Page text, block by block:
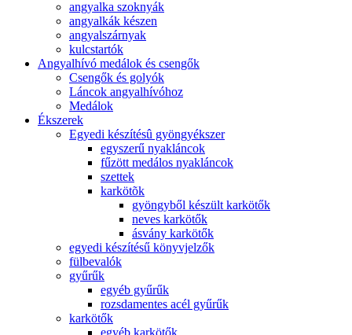
angyalka szoknyák
angyalkák készen
angyalszárnyak
kulcstartók
Angyalhívó medálok és csengők
Csengők és golyók
Láncok angyalhívóhoz
Medálok
Ékszerek
Egyedi készítésû gyöngyékszer
egyszerű nyakláncok
fűzött medálos nyakláncok
szettek
karkötõk
gyöngyből készült karkötők
neves karkötők
ásvány karkötők
egyedi készítésű könyvjelzők
fülbevalók
gyűrűk
egyéb gyűrűk
rozsdamentes acél gyűrűk
karkötők